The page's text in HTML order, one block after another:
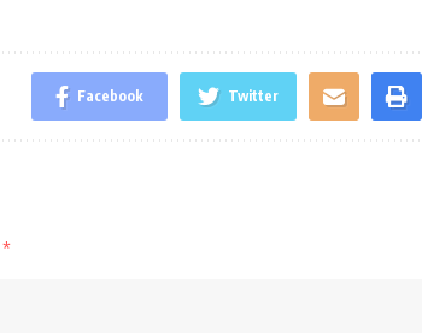
Facebook Twitter
*